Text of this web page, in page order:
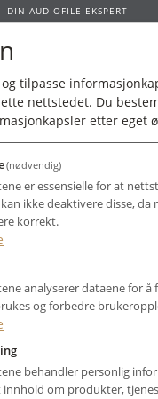
DIN AUDIOFILE EKSPERT
tilpasse
nettstedet. Du
etter eget
(nødvendig)
er essensielle for at
ikke deaktivere disse, da
korrekt.
analyserer dataene for
og forbedre
behandler personlig
innhold om produkter,